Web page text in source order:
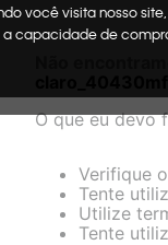
você visita nosso
capacidade de
O que eu devo
Verifique
Tente
Utilize
Tente